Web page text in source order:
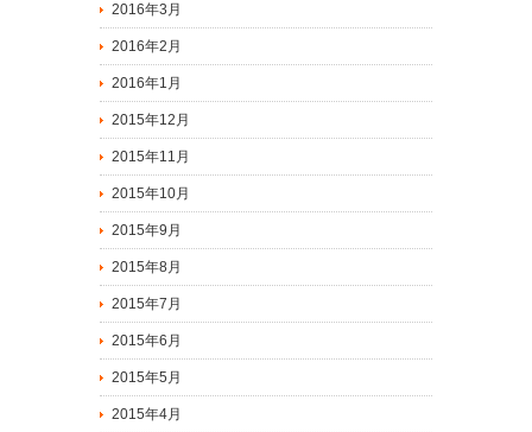
2016年3月
2016年2月
2016年1月
2015年12月
2015年11月
2015年10月
2015年9月
2015年8月
2015年7月
2015年6月
2015年5月
2015年4月